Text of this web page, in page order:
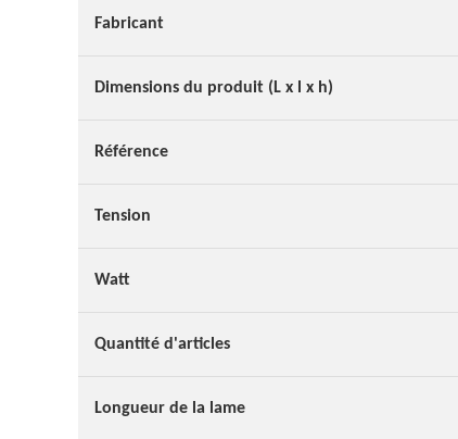
Fabricant
Dimensions du produit (L x l x h)
Référence
Tension
Watt
Quantité d'articles
Longueur de la lame